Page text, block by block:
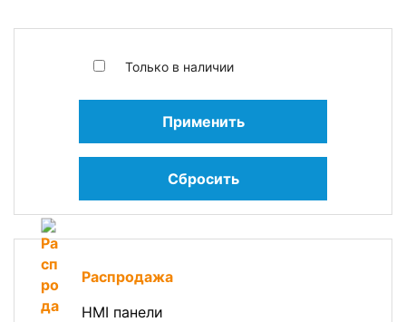
Только в наличии
Применить
Сбросить
Распродажа
HMI панели